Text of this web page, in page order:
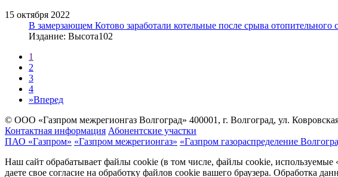
15 октября 2022
В замерзающем Котово заработали котельные после срыва отопительного
Издание: Высота102
1
2
3
4
»Вперед
© ООО «Газпром межрегионгаз Волгоград» 400001, г. Волгоград, ул.
Контактная информация Абонентские участки
ПАО «Газпром» «Газпром межрегионгаз» «Газпром газораспределение
Наш сайт обрабатывает файлы cookie (в том числе, файлы cookie,
даете свое согласие на обработку файлов cookie вашего браузера. Обработка